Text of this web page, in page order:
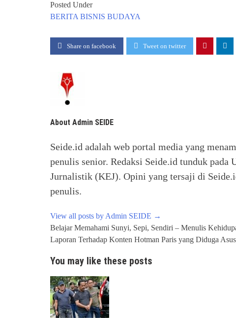
Posted Under
BERITA BISNIS BUDAYA
Share on facebook Tweet on twitter
About Admin SEIDE
Seide.id adalah web portal media yang
penulis senior. Redaksi Seide.id tunduk pada
Jurnalistik (KEJ). Opini yang tersaji di
penulis.
View all posts by Admin SEIDE →
Post
navigation
Belajar Memahami Sunyi, Sepi, Sendiri – Menulis
Laporan Terhadap Konten Hotman Paris yang Diduga
You may like these posts